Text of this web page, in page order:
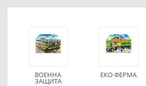
ВОЕННА
ЗАЩИТА
ЕКО ФЕРМА